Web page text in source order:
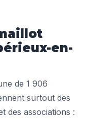
en-
de 1 906
surtout des
des associations :